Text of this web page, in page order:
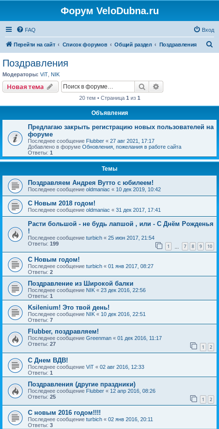
Форум VeloDubna.ru
FAQ Вход
Перейти на сайт Список форумов Общий раздел Поздравления
Поздравления
Модераторы: ViT NIK
Новая тема Поиск
20 тем • Страница 1 из 1
Объявления
Предлагаю закрыть регистрацию новых пользователей на
форуме
Последнее сообщение Flubber « 27 авг 2021, 17:17
Добавлено в форуме Обновления, пожелания в работе сайта
Ответы: 1
Темы
Поздравляем Андрея Вутто с юбилеем!
Последнее сообщение oldmaniac « 10 дек 2019, 10:42
С Новым 2018 годом!
Последнее сообщение oldmaniac « 31 дек 2017, 17:41
Расти большой - не будь лапшой , или - С Днём Рожденья
!
Последнее сообщение turbich « 25 июн 2017, 21:54
Ответы: 199 1 7 8 9 10
С Новым годом!
Последнее сообщение turbich « 01 янв 2017, 08:27
Ответы: 2
Поздравление из Широкой балки
Последнее сообщение NIK « 23 дек 2016, 22:56
Ответы: 1
Ksilenium! Это твой день!
Последнее сообщение NIK « 10 дек 2016, 22:51
Ответы: 7
Flubber, поздравляем!
Последнее сообщение Greenman « 01 дек 2016, 11:17
Ответы: 27 1 2
С Днем ВДВ!
Последнее сообщение ViT « 02 авг 2016, 12:33
Ответы: 1
Поздравления (другие праздники)
Последнее сообщение Flubber « 12 апр 2016, 08:26
Ответы: 25 1 2
С новым 2016 годом!!!!
Последнее сообщение turbich « 02 янв 2016, 20:11
Ответы: 3